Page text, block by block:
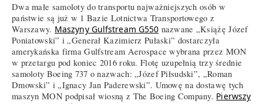
Dwa małe samoloty do transportu najważniejszych osób w
państwie są już w 1 Bazie Lotnictwa Transportowego z
Warszawy. Maszyny Gulfstream G550 nazwane „Książę Józef
Poniatowski” i „Generał Kazimierz Pułaski” dostarczyła
amerykańska firma Gulfstream Aerospace wybrana przez MON
w przetargu pod koniec 2016 roku. Flotę uzupełnią trzy średnie
samoloty Boeing 737 o nazwach: „Józef Piłsudski”, „Roman
Dmowski” i „Ignacy Jan Paderewski”. Umowę na dostawę tych
maszyn MON podpisał wiosną z The Boeing Company. Pierwszy